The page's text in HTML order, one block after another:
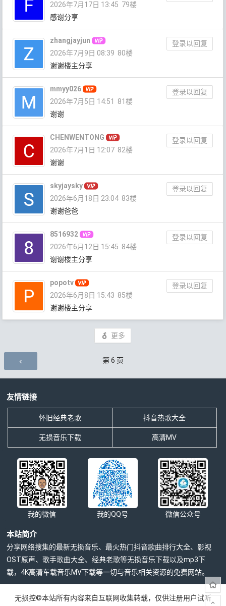
2026年7月17日 13:45 79楼
感谢分享
zhangjayjun
登录以回复
2026年7月9日 08:39 80楼
谢谢楼主分享
mmyy026
登录以回复
2026年7月5日 14:51
81楼
谢谢
CHENWENTONG
登录以回复
2026年7月1日 12:07 82楼
谢谢
skyjaysky
登录以回复
2026年6月18日 23:04 83楼
谢谢爸爸
8516932
登录以回复
2026年6月12日 15:45 84楼
谢谢楼主分享
popotv
登录以回复
2026年6月8日 15:43 85楼
谢谢楼主分享
更多
评论导航 第6 页
友情链接
怀旧经典老歌 抖音热歌大全
无损音乐下载 高清MV
我的微信 我的QQ号 微信公众号
本站简介
分享网络搜集的最新无损音乐、最火热门抖音歌曲排行大全、影视
OST原声、歌手歌曲大全、经典老歌等无损音乐下载以及mp3下
载，4K高清车载音乐MV下载等一切与音乐相关资源的免费网站。
无损控©本站所有内容来自互联网收集转载，仅供注册用户试听